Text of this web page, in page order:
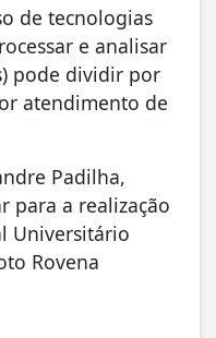
de tecnologias
e analisar
pode dividir por
atendimento de
Padilha,
para a realização
Universitário
Rovena